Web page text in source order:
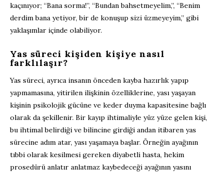
kaçınıyor; “Bana sorma!”, “Bundan bahsetmeyelim,”, “Benim
derdim bana yetiyor, bir de konuşup sizi üzmeyeyim,” gibi
yaklaşımlar içinde olabiliyor.
Yas süreci kişiden kişiye nasıl
farklılaşır?
Yas süreci, ayrıca insanın önceden kayba hazırlık yapıp
yapmamasına, yitirilen ilişkinin özelliklerine, yası yaşayan
kişinin psikolojik gücüne ve keder duyma kapasitesine bağlı
olarak da şekillenir. Bir kayıp ihtimaliyle yüz yüze gelen kişi,
bu ihtimal belirdiği ve bilincine girdiği andan itibaren yas
sürecine adım atar, yası yaşamaya başlar. Örneğin ayağının
tıbbi olarak kesilmesi gereken diyabetli hasta, hekim
prosedürü anlatır anlatmaz kaybedeceği ayağının yasını